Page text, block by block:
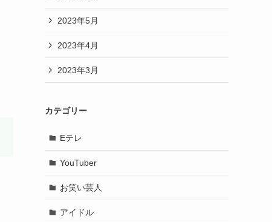
2023年5月
2023年4月
2023年3月
カテゴリー
Eテレ
YouTuber
お笑い芸人
アイドル